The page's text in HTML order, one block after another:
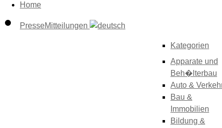
Home
PresseMitteilungen
Kategorien
Apparate und
Beh�lterbau
Auto &
Bau &
Immobilien
Bildung &